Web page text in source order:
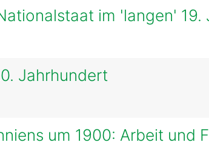
im 'langen' 19.
Jahrhundert
um 1900: Arbeit und